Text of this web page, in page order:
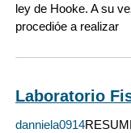
ley de Hooke. A su
procedióe a realizar
Laboratorio
danniela0914